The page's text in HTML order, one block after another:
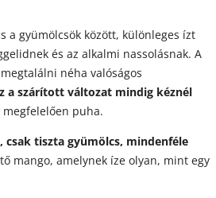
a gyümölcsök között, különleges ízt
és az alkalmi nassolásnak. A
néha valóságos
a szárított változat mindig kéznél
puha.
tiszta gyümölcs, mindenféle
mango, amelynek íze olyan, mint egy